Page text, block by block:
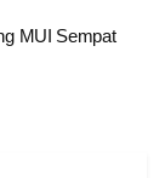
MUI Sempat